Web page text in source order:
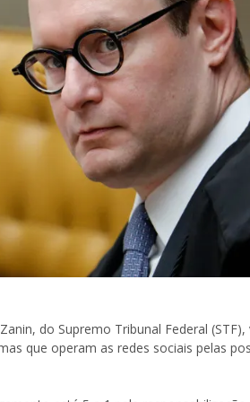
do Supremo Tribunal Federal
que operam as redes sociais pelas